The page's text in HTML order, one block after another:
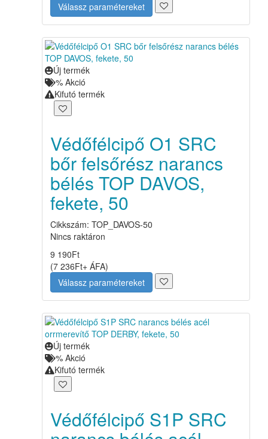
Válassz paramétereket
Új termék
% Akció
Kifutó termék
Védőfélcipő O1 SRC
bőr felsőrész narancs
bélés TOP DAVOS,
fekete, 50
Cikkszám: TOP_DAVOS-50
Nincs raktáron
9 190Ft
(7 236Ft+ ÁFA)
Válassz paramétereket
Új termék
% Akció
Kifutó termék
Védőfélcipő S1P SRC